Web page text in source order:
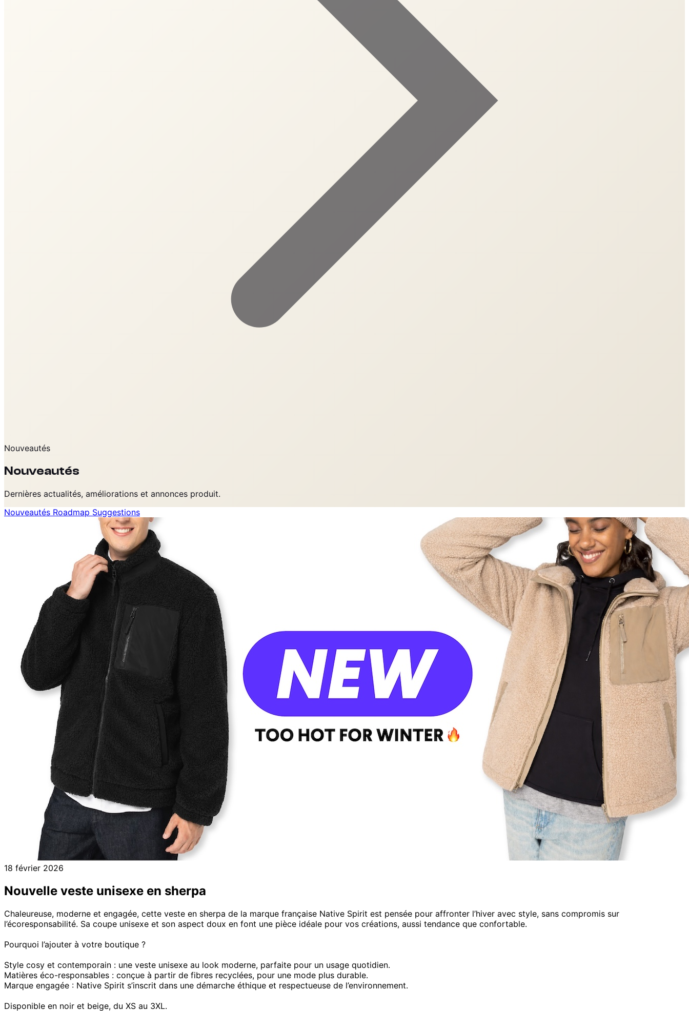
Nouveautés
Nouveautés
Dernières actualités, améliorations et annonces produit.
Nouveautés Roadmap Suggestions
18 février 2026
Nouvelle veste unisexe en sherpa
Chaleureuse, moderne et engagée, cette veste en sherpa de la marque française Native Spirit est pensée pour affronter l’hiver avec style, sans compromis sur
l’écoresponsabilité. Sa coupe unisexe et son aspect doux en font une pièce idéale pour vos créations, aussi tendance que confortable.
Pourquoi l’ajouter à votre boutique ?
Style cosy et contemporain : une veste unisexe au look moderne, parfaite pour un usage quotidien.
Matières éco-responsables : conçue à partir de fibres recyclées, pour une mode plus durable.
Marque engagée : Native Spirit s’inscrit dans une démarche éthique et respectueuse de l’environnement.
Disponible en noir et beige, du XS au 3XL.